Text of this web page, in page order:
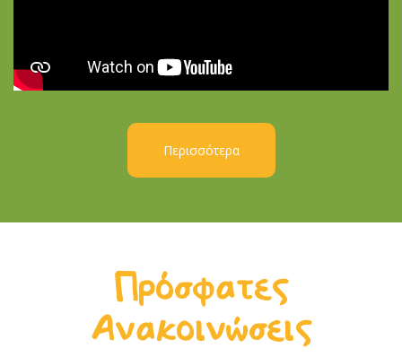
Περισσότερα
Πρόσφατες
Ανακοινώσεις